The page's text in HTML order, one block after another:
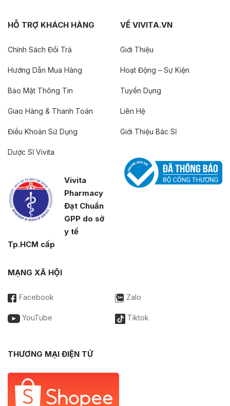
HỖ TRỢ KHÁCH HÀNG
Chính Sách Đổi Trả
Hướng Dẫn Mua Hàng
Bảo Mật Thông Tin
Giao Hàng & Thanh Toán
Điều Khoản Sử Dụng
Dược Sĩ Vivita
Vivita
Pharmacy
Đạt Chuẩn
GPP do sở
y tế
Tp.HCM cấp
VỀ VIVITA.VN
Giới Thiệu
Hoạt Động – Sự Kiện
Tuyển Dụng
Liên Hệ
Giới Thiệu Bác Sĩ
MẠNG XÃ HỘI
Facebook Zalo
YouTube Tiktok
THƯƠNG MẠI ĐIỆN TỬ